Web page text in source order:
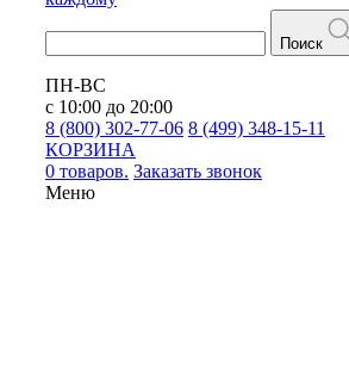
Поиск
ПН-ВС
с 10:00 до 20:00
8 (800) 302-77-06 8 (499) 348-15-11
КОРЗИНА
0 товаров. Заказать звонок
Меню